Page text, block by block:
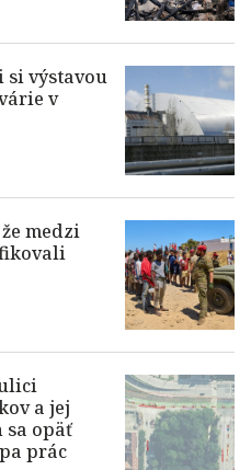
si výstavou
v
medzi
a jej
sa opäť
prác